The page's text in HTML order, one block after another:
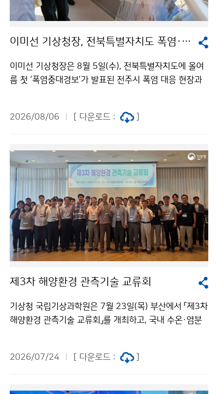
이미선 기상청장, 전북특별자치도 폭염·가뭄 현장 방문
이미선 기상청장은 8월 5일(수), 전북특별자치도에 올여
름 첫 ‘폭염중대경보’가 발표된 전주시 폭염 대응 현장과
문하여 폭염 상황과 현장 대응체계를 살피고, 섬진강댐을
수자원공사 관계자와 만나 가뭄 대응을 위한 기상·수문정
보 공유 및 협력 방안을 논의하였다.
2026/08/06 [ 다운로드 :
제3차 해양환경 관측기술 교류회
기상청 국립기상과학원은 7월 23일(목) 부산에서 「제3차
해양환경 관측기술 교류회」를 개최하고, 국내 수온·염분
2026/07/24
[ 다운로드 :